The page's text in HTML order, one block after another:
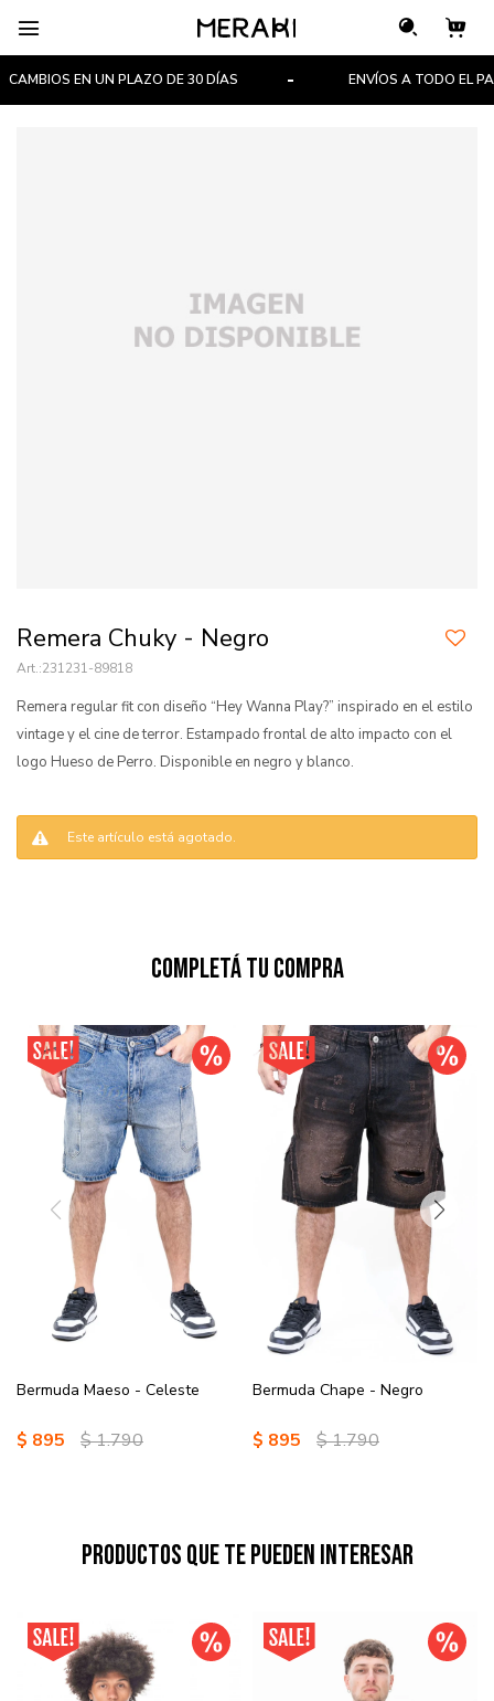

EN UN PLAZO DE 30 DÍAS ENVÍOS A TODO EL PAÍS
Remera Chuky - Negro
231231-89818
Remera regular fit con diseño “Hey Wanna Play?” inspirado en el estilo
vintage y el cine de terror. Estampado frontal de alto impacto con el
logo Hueso de Perro. Disponible en negro y blanco.
Este artículo está agotado.
Completá tu compra
Bermuda Maeso - Celeste
$ 895 $1.790
Bermuda Chape - Negro
$ 895 $1.790
Productos que te pueden interesar